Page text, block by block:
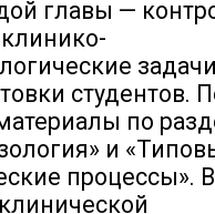
главы —
студентов.
по
и
процессы».